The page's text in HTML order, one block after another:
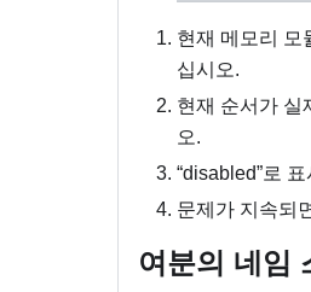
현재 메모리 모
십시오.
현재 순서가 실
오.
“disabled”로
문제가 지속되
여분의 네임